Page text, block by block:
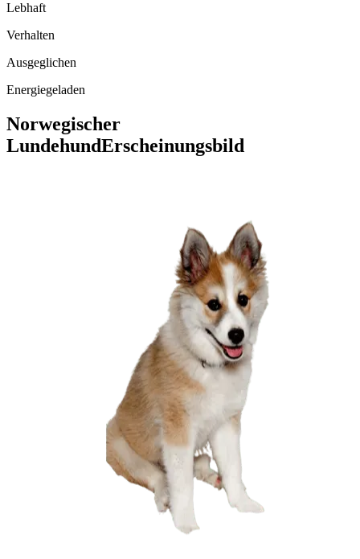
Lebhaft
Verhalten
Ausgeglichen
Energiegeladen
Norwegischer
LundehundErscheinungsbild